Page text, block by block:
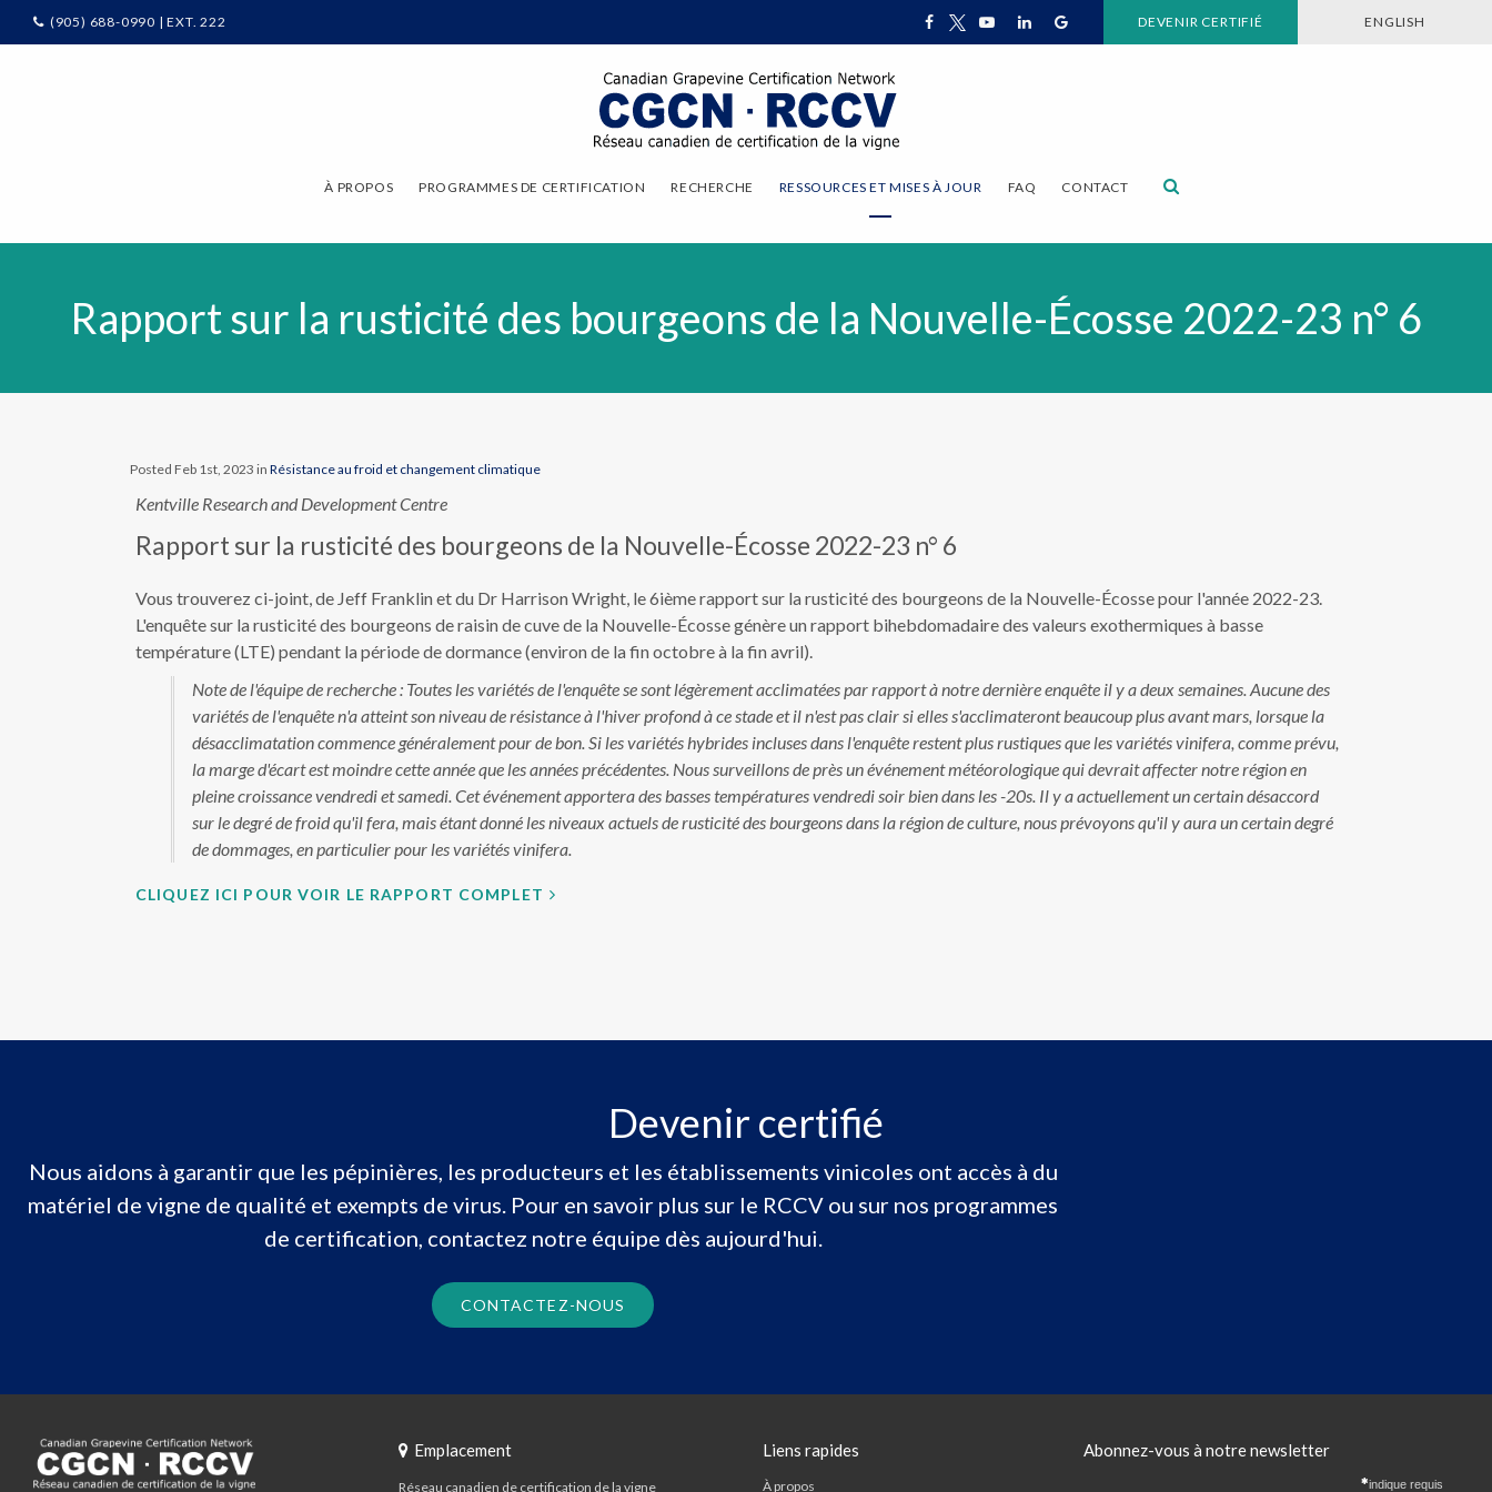
(905) 688-0990 | EXT. 222 DEVENIR CERTIFIÉ ENGLISH
À PROPOS PROGRAMMES DE CERTIFICATION RECHERCHE RESSOURCES ET MISES À JOUR FAQ CONTACT
Rapport sur la rusticité des bourgeons de la Nouvelle-Écosse 2022-23 n° 6
Posted Feb 1st, 2023 in Résistance au froid et changement climatique
Kentville Research and Development Centre
Rapport sur la rusticité des bourgeons de la Nouvelle-Écosse 2022-23 n° 6
Vous trouverez ci-joint, de Jeff Franklin et du Dr Harrison Wright, le 6ième rapport sur la rusticité des bourgeons de la Nouvelle-Écosse pour l'année 2022-23.
L'enquête sur la rusticité des bourgeons de raisin de cuve de la Nouvelle-Écosse génère un rapport bihebdomadaire des valeurs exothermiques à basse
température (LTE) pendant la période de dormance (environ de la fin octobre à la fin avril).
Note de l'équipe de recherche : Toutes les variétés de l'enquête se sont légèrement acclimatées par rapport à notre dernière enquête il y a deux semaines. Aucune des
variétés de l'enquête n'a atteint son niveau de résistance à l'hiver profond à ce stade et il n'est pas clair si elles s'acclimateront beaucoup plus avant mars, lorsque la
désacclimatation commence généralement pour de bon. Si les variétés hybrides incluses dans l'enquête restent plus rustiques que les variétés vinifera, comme prévu,
la marge d'écart est moindre cette année que les années précédentes. Nous surveillons de près un événement météorologique qui devrait affecter notre région en
pleine croissance vendredi et samedi. Cet événement apportera des basses températures vendredi soir bien dans les -20s. Il y a actuellement un certain désaccord
sur le degré de froid qu'il fera, mais étant donné les niveaux actuels de rusticité des bourgeons dans la région de culture, nous prévoyons qu'il y aura un certain degré
de dommages, en particulier pour les variétés vinifera.
CLIQUEZ ICI POUR VOIR LE RAPPORT COMPLET
Devenir certifié
Nous aidons à garantir que les pépinières, les producteurs et les établissements vinicoles ont accès à du
matériel de vigne de qualité et exempts de virus. Pour en savoir plus sur le RCCV ou sur nos programmes
de certification, contactez notre équipe dès aujourd'hui.
CONTACTEZ-NOUS
Emplacement
Réseau canadien de certification de la vigne
Liens rapides
À propos
Abonnez-vous à notre newsletter
indique requis